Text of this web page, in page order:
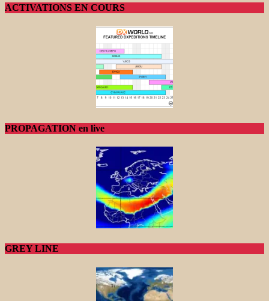
ACTIVATIONS EN COURS
PROPAGATION en live
GREY LINE